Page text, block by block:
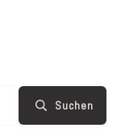
Suchen